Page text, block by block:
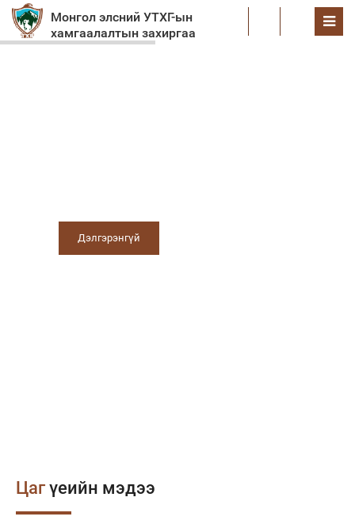
Монгол элсний УТХГ-ын
хамгаалалтын захиргаа
Дэлгэрэнгүй
Цаг үеийн мэдээ